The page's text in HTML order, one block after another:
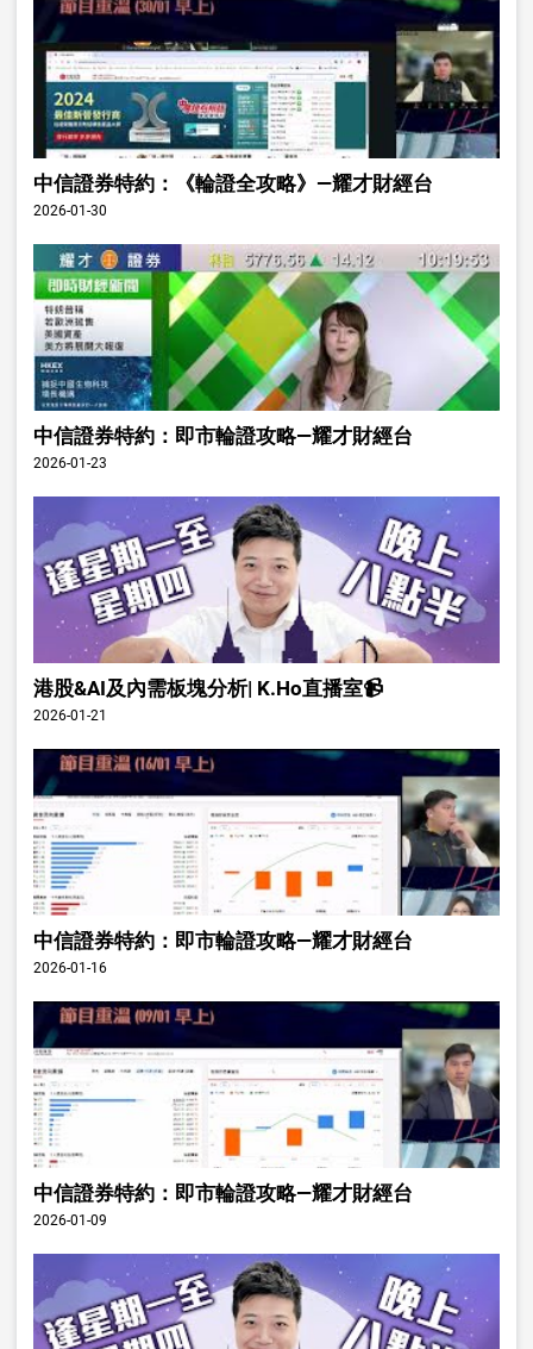
中信證券特約：《輪證全攻略》—耀才財經台
2026-01-30
中信證券特約：即市輪證攻略—耀才財經台
2026-01-23
港股&AI及內需板塊分析| K.Ho直播室📹
2026-01-21
中信證券特約：即市輪證攻略—耀才財經台
2026-01-16
中信證券特約：即市輪證攻略—耀才財經台
2026-01-09